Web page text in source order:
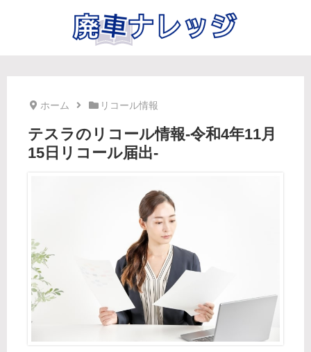
ホーム リコール情報
テスラのリコール情報-令和4年11月
15日リコール届出-